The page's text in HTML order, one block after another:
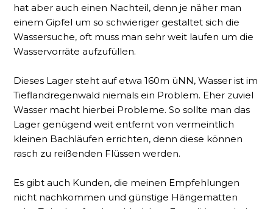
hat aber auch einen Nachteil, denn je näher man
einem Gipfel um so schwieriger gestaltet sich die
Wassersuche, oft muss man sehr weit laufen um die
Wasservorräte aufzufüllen.
Dieses Lager steht auf etwa 160m üNN, Wasser ist im
Tieflandregenwald niemals ein Problem. Eher zuviel
Wasser macht hierbei Probleme. So sollte man das
Lager genügend weit entfernt von vermeintlich
kleinen Bachläufen errichten, denn diese können
rasch zu reißenden Flüssen werden.
Es gibt auch Kunden, die meinen Empfehlungen
nicht nachkommen und günstige Hängematten